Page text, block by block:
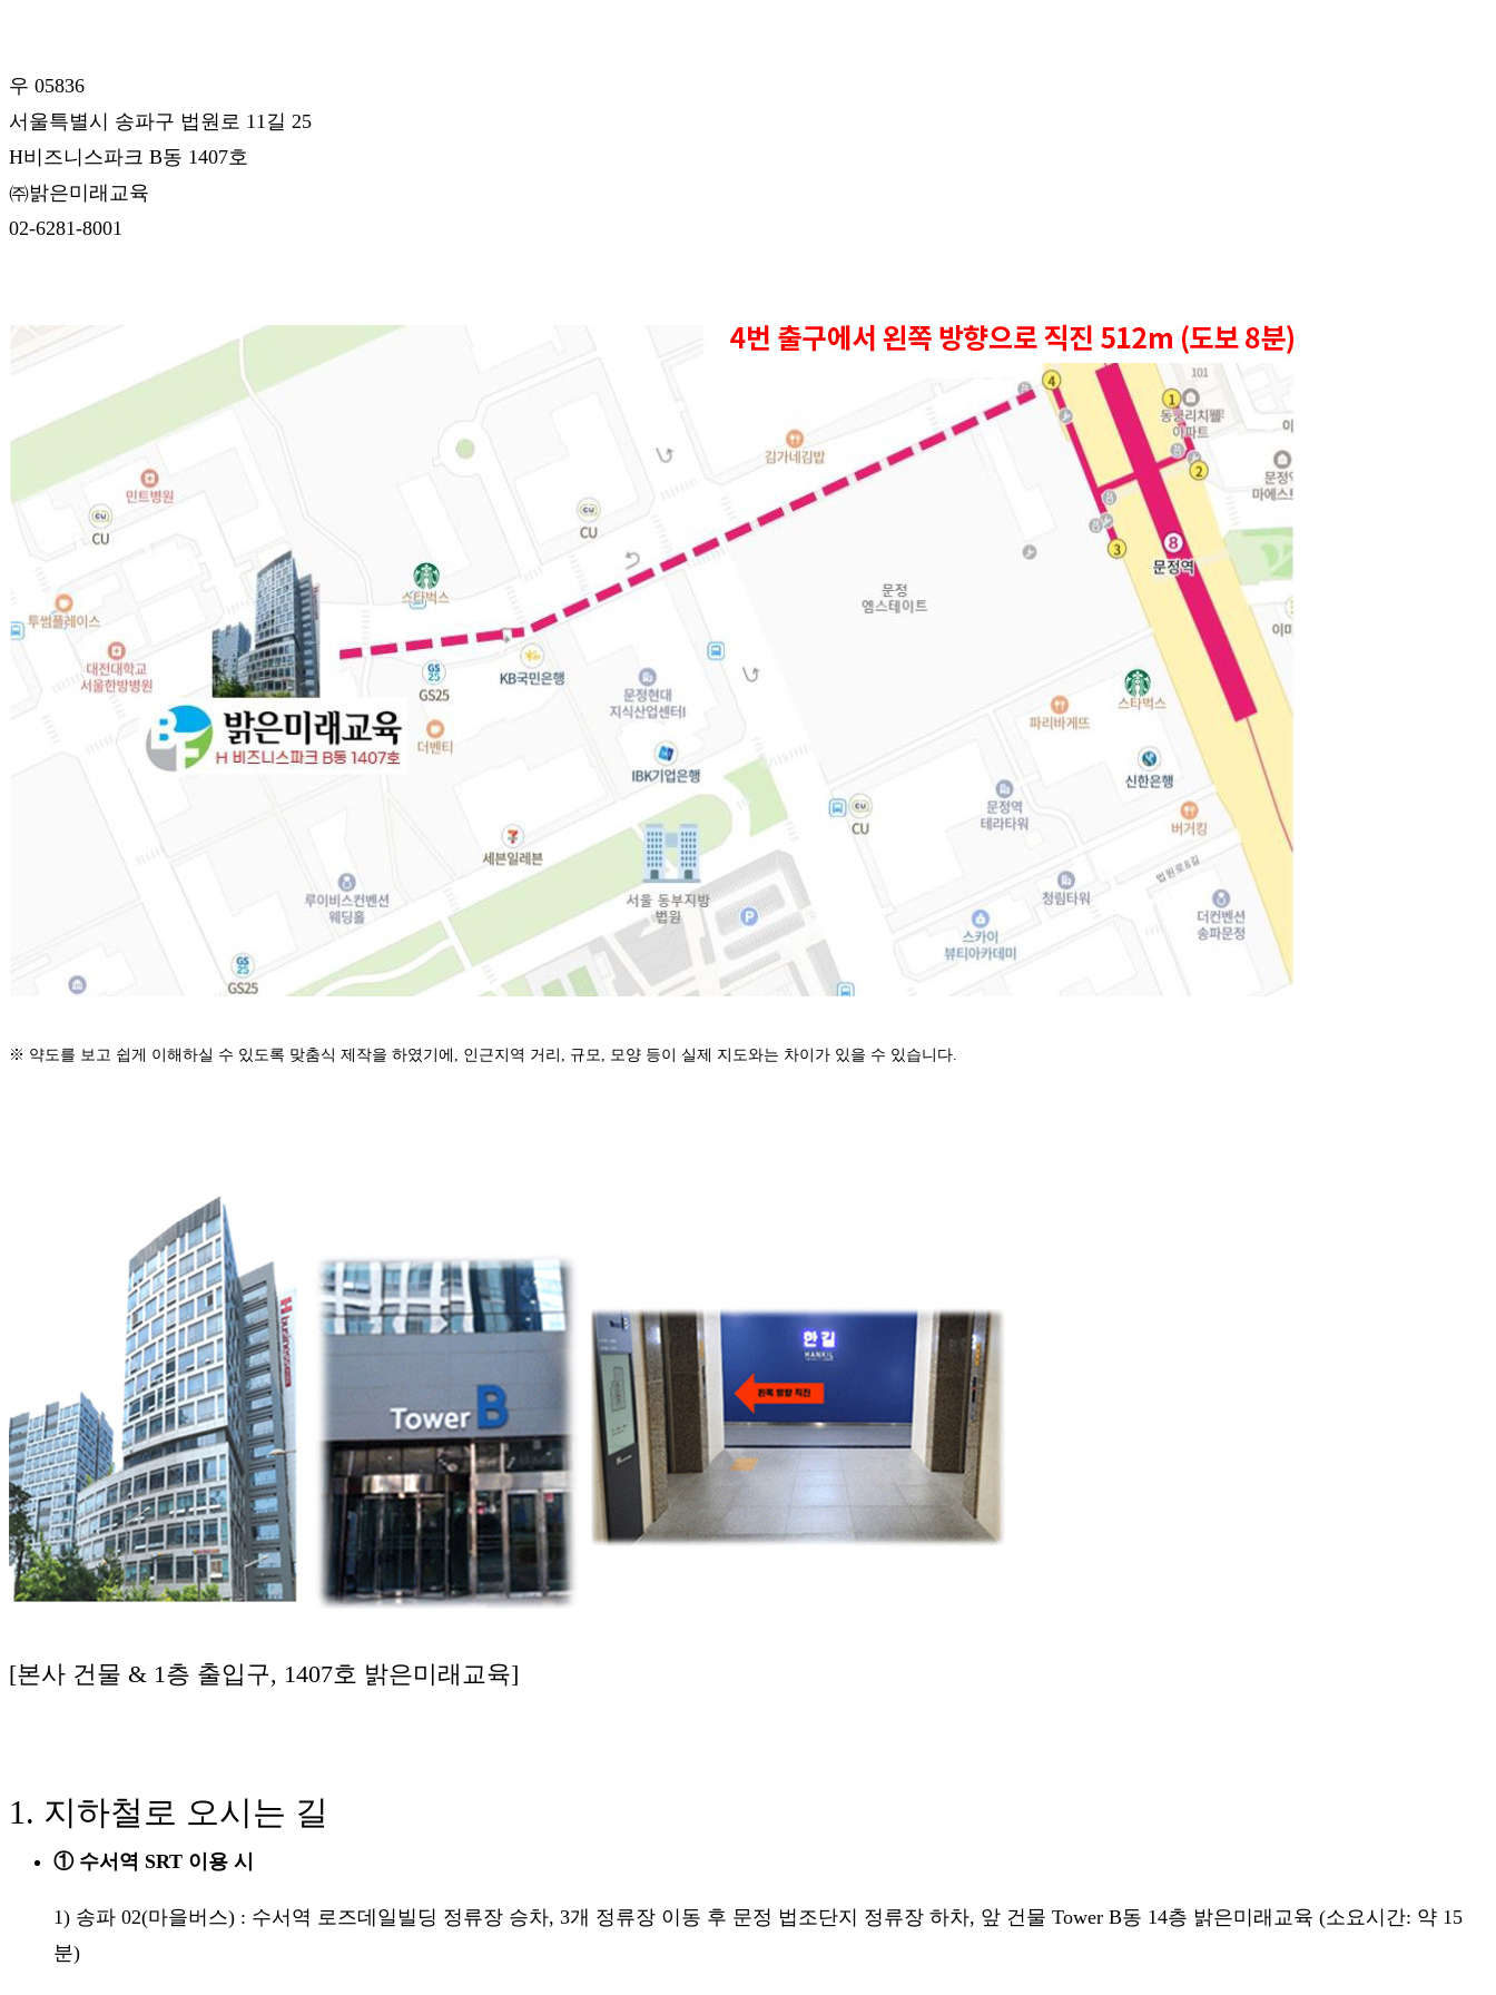
우 05836
서울특별시 송파구 법원로 11길 25
H비즈니스파크 B동 1407호
㈜밝은미래교육
02-6281-8001
※ 약도를 보고 쉽게 이해하실 수 있도록 맞춤식 제작을 하였기에, 인근지역 거리, 규모, 모양 등이 실제 지도와는 차이가 있을 수 있습니다.
[본사 건물 & 1층 출입구, 1407호 밝은미래교육]
1. 지하철로 오시는 길
① 수서역 SRT 이용 시
1) 송파 02(마을버스) : 수서역 로즈데일빌딩 정류장 승차, 3개 정류장 이동 후 문정 법조단지 정류장 하차, 앞 건물 Tower B동 14층 밝은미래교육 (소요시간: 약 15
분)